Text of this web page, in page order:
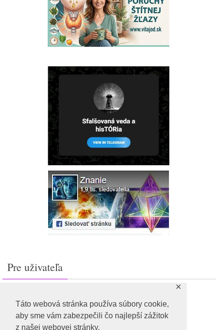
Táto webová stránka používa súbory cookie,
aby sme vám zabezpečili čo najlepší zážitok
z našej webovej stránky.
✕
Pre uživateľa
Feed záznamov
RSS feed komentárov
WordPress.org